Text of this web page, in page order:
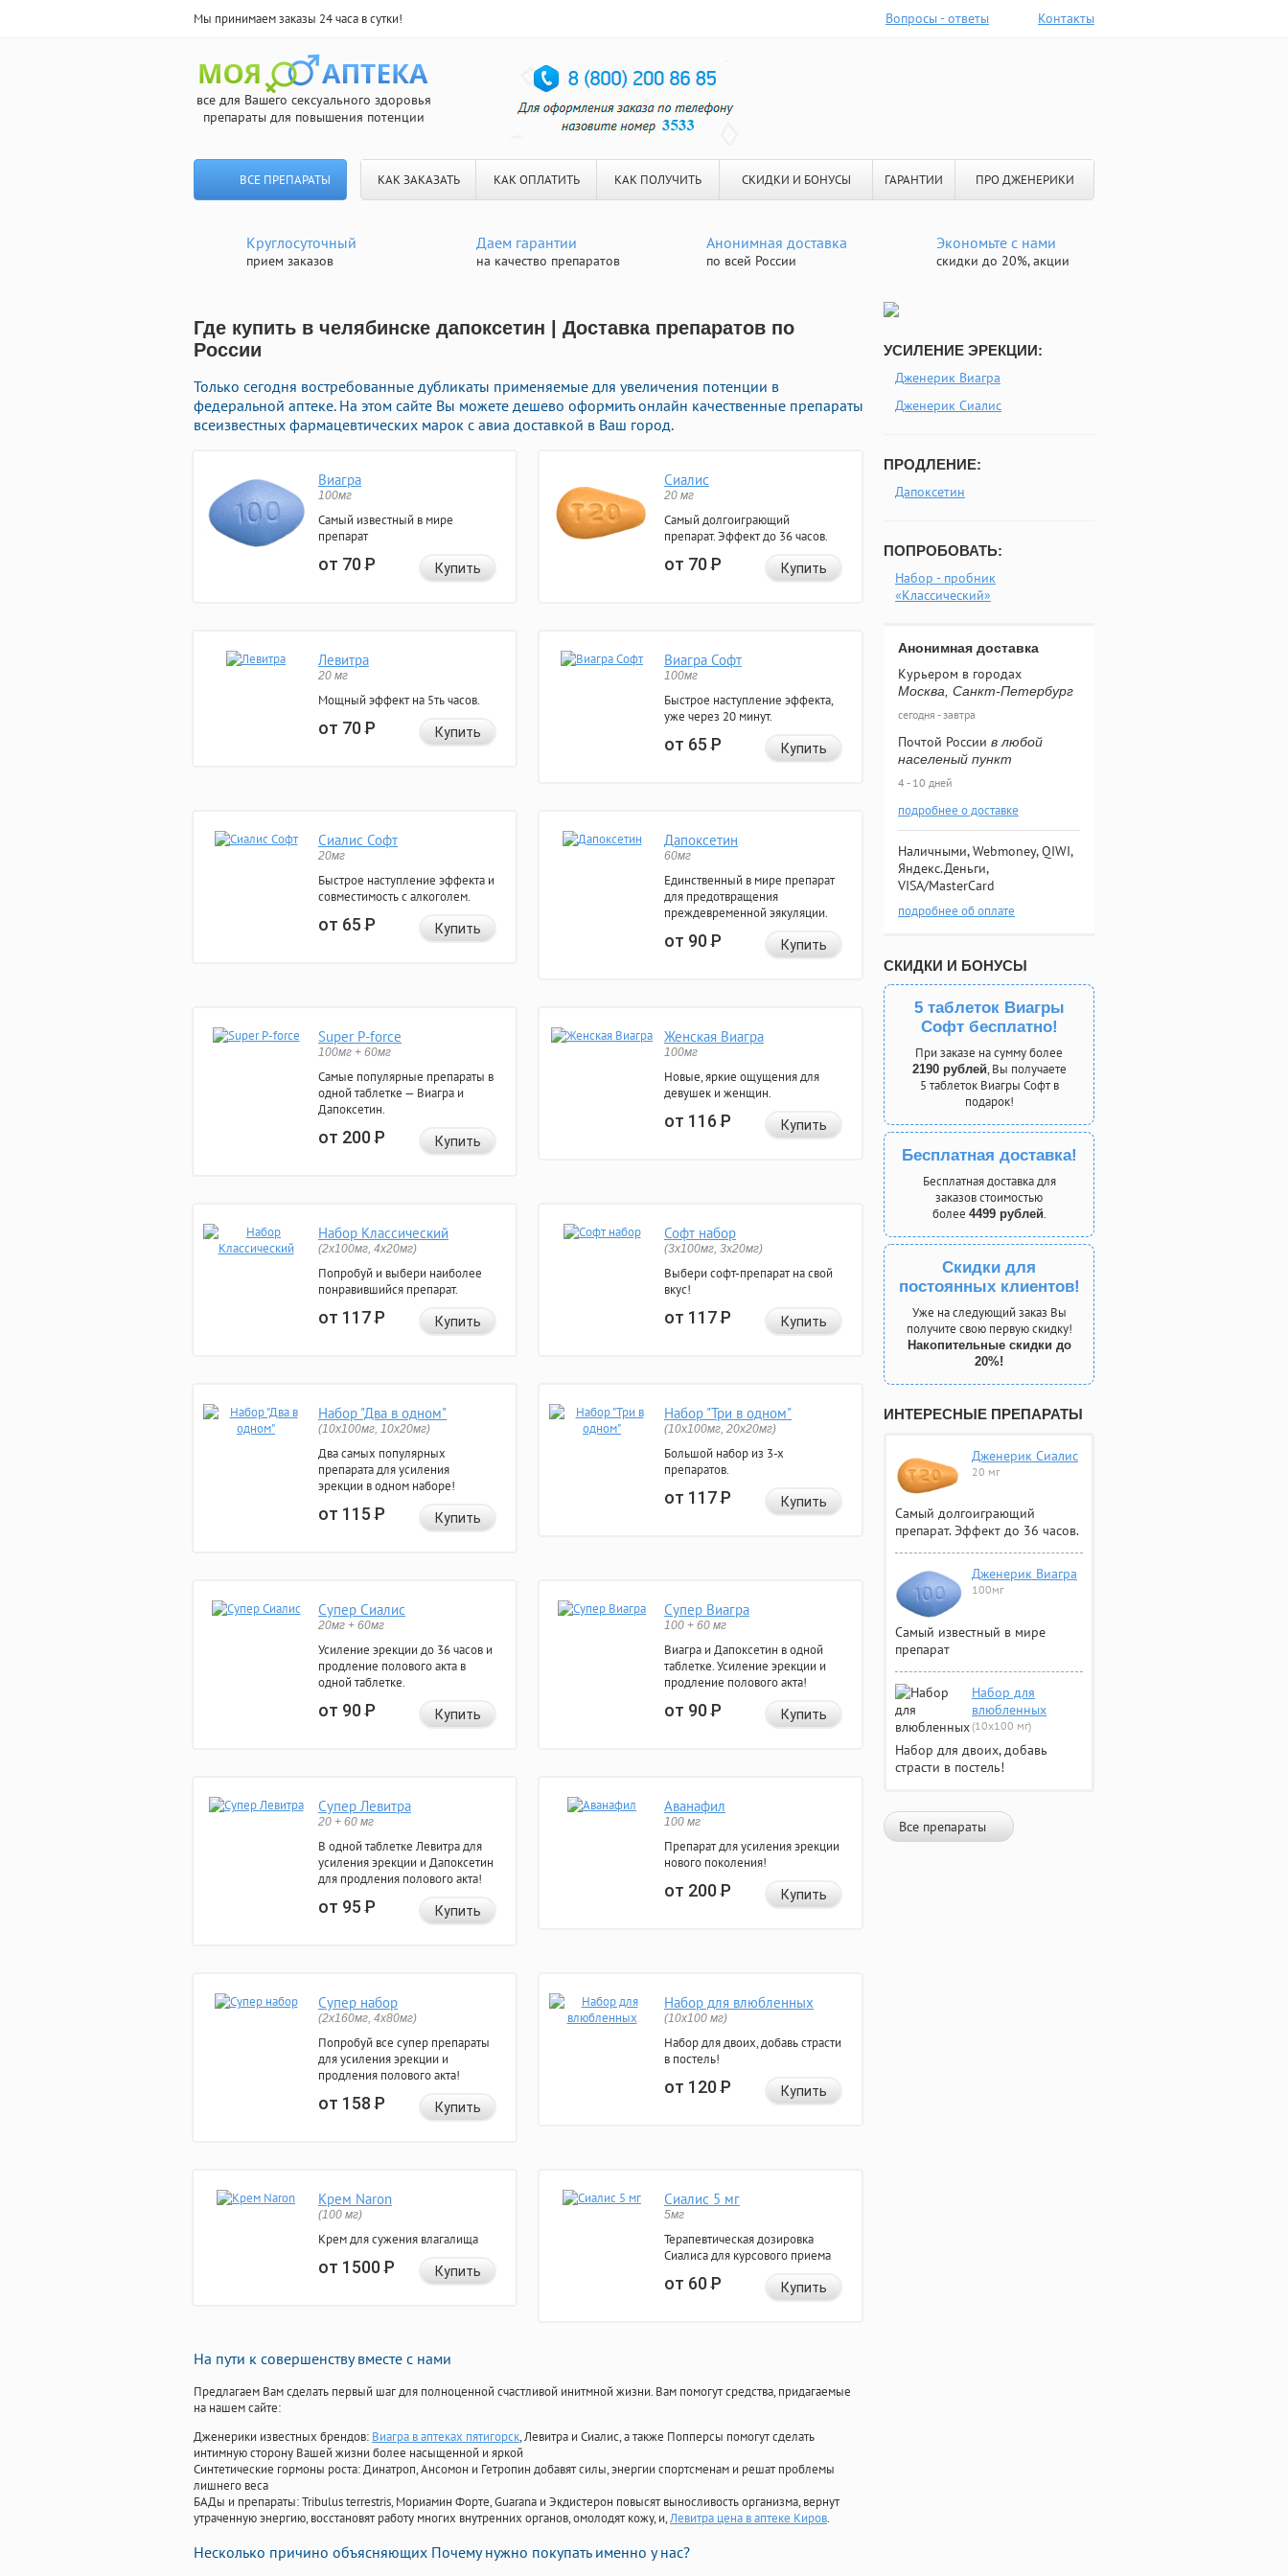
Мы принимаем заказы 24 часа в сутки! Вопросы - ответы Контакты
все для Вашего сексуального здоровья
препараты для повышения потенции
ВСЕ ПРЕПАРАТЫ КАК ЗАКАЗАТЬ КАК ОПЛАТИТЬ КАК ПОЛУЧИТЬ СКИДКИ И БОНУСЫ ГАРАНТИИ ПРО ДЖЕНЕРИКИ
Круглосуточный
прием заказов
Даем гарантии
на качество препаратов
Анонимная доставка
по всей России
Экономьте с нами
скидки до 20%, акции
Где купить в челябинске дапоксетин | Доставка препаратов по
России
Только сегодня востребованные дубликаты применяемые для увеличения потенции в
федеральной аптеке. На этом сайте Вы можете дешево оформить онлайн качественные препараты
всеизвестных фармацевтических марок с авиа доставкой в Ваш город.
Виагра
100мг
Самый известный в мире
препарат
от 70Р Купить
Сиалис
20 мг
Самый долгоиграющий
препарат. Эффект до 36 часов.
от 70Р Купить
Левитра
20 мг
Мощный эффект на 5ть часов.
от 70Р Купить
Виагра Софт
100мг
Быстрое наступление эффекта,
уже через 20 минут.
от 65Р Купить
Сиалис Софт
20мг
Быстрое наступление эффекта и
совместимость с алкоголем.
от 65Р Купить
Дапоксетин
60мг
Единственный в мире препарат
для предотвращения
преждевременной эякуляции.
от 90Р Купить
Super P-force
100мг + 60мг
Самые популярные препараты в
одной таблетке — Виагра и
Дапоксетин.
от 200Р Купить
Женская Виагра
100мг
Новые, яркие ощущения для
девушек и женщин.
от 116Р Купить
Набор Классический
(2x100мг, 4x20мг)
Попробуй и выбери наиболее
понравившийся препарат.
от 117Р Купить
Софт набор
(3x100мг, 3x20мг)
Выбери софт-препарат на свой
вкус!
от 117Р Купить
Набор "Два в одном"
(10x100мг, 10x20мг)
Два самых популярных
препарата для усиления
эрекции в одном наборе!
от 115Р Купить
Набор "Три в одном"
(10x100мг, 20x20мг)
Большой набор из 3-х
препаратов.
от 117Р Купить
Супер Сиалис
20мг + 60мг
Усиление эрекции до 36 часов и
продление полового акта в
одной таблетке.
от 90Р Купить
Супер Виагра
100 + 60 мг
Виагра и Дапоксетин в одной
таблетке. Усиление эрекции и
продление полового акта!
от 90Р Купить
Супер Левитра
20 + 60 мг
В одной таблетке Левитра для
усиления эрекции и Дапоксетин
для продления полового акта!
от 95Р Купить
Аванафил
100 мг
Препарат для усиления эрекции
нового поколения!
от 200Р Купить
Супер набор
(2х160мг, 4х80мг)
Попробуй все супер препараты
для усиления эрекции и
продления полового акта!
от 158Р Купить
Набор для влюбленных
(10х100 мг)
Набор для двоих, добавь страсти
в постель!
от 120Р Купить
Крем Naron
(100 мг)
Крем для сужения влагалища
от 1500Р Купить
Сиалис 5 мг
5мг
Терапевтическая дозировка
Сиалиса для курсового приема
от 60Р Купить
На пути к совершенству вместе с нами
Предлагаем Вам сделать первый шаг для полноценной счастливой инитмной жизни. Вам помогут средства, придагаемые
на нашем сайте:
Дженерики известных брендов: Виагра в аптеках пятигорск, Левитра и Сиалис, а также Попперсы помогут сделать
интимную сторону Вашей жизни более насыщенной и яркой
Синтетические гормоны роста: Динатроп, Ансомон и Гетропин добавят силы, энергии спортсменам и решат проблемы
лишнего веса
БАДы и препараты:Tribulus terrestris, Мориамин Форте, Guarana и Экдистерон повысят выносливость организма, вернут
утраченную энергию, восстановят работу многих внутренних органов, омолодят кожу, и,Левитра цена в аптеке Киров.
Несколько причино объясняющих Почему нужно покупать именно у нас?
УСИЛЕНИЕ ЭРЕКЦИИ:
Дженерик Виагра
Дженерик Сиалис
ПРОДЛЕНИЕ:
Дапоксетин
ПОПРОБОВАТЬ:
Набор - пробник
«Классический»
Анонимная доставка
Курьером в городах
Москва, Санкт-Петербург
сегодня - завтра
Почтой России в любой
населеный пункт
4 - 10 дней
подробнее о доставке
Наличными, Webmoney, QIWI,
Яндекс.Деньги,
VISA/MasterCard
подробнее об оплате
СКИДКИ И БОНУСЫ
5 таблеток Виагры
Софт бесплатно!
При заказе на сумму более
2190 рублей, Вы получаете
5 таблеток Виагры Софт в
подарок!
Бесплатная доставка!
Бесплатная доставка для
заказов стоимостью
более 4499 рублей.
Скидки для
постоянных клиентов!
Уже на следующий заказ Вы
получите свою первую скидку!
Накопительные скидки до
20%!
ИНТЕРЕСНЫЕ ПРЕПАРАТЫ
Дженерик Сиалис
20 мг
Самый долгоиграющий
препарат. Эффект до 36 часов.
Дженерик Виагра
100мг
Самый известный в мире
препарат
Набор для
влюбленных
(10х100 мг)
Набор для двоих, добавь
страсти в постель!
Все препараты